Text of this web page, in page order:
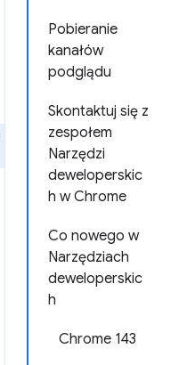
Pobieranie
kanałów
podglądu
Skontaktuj się z
zespołem
Narzędzi
deweloperskic
h w Chrome
Co nowego w
Narzędziach
deweloperskic
h
Chrome 143